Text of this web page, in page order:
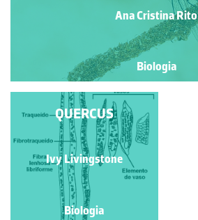
Ana Cristina Rito
Biologia
QUERCUS
Ivy Livingstone
Biologia
QUERCUS
Ivy Livingstone
Biologia